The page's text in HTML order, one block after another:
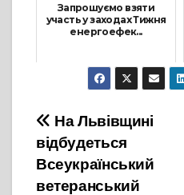
Запрошуємо взяти
участь у заходах Тижня
енергоефек...
12 Грудня, 2023
Навігація
записів
На Львівщині
відбудеться
Всеукраїнський
ветеранський